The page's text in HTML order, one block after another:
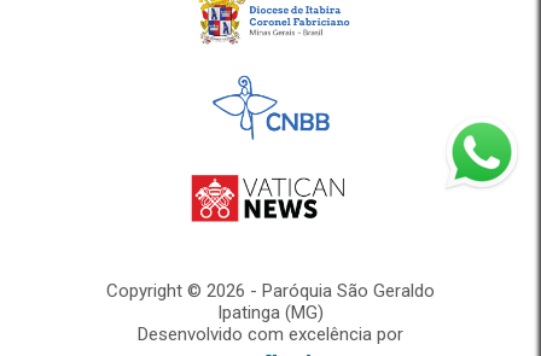
Copyright © 2026 - Paróquia São Geraldo
Ipatinga (MG)
Desenvolvido com excelência por